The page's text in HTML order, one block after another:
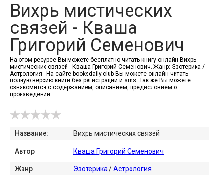
Вихрь мистических
связей - Кваша
Григорий Семенович
На этом ресурсе Вы можете бесплатно читать книгу онлайн Вихрь
мистических связей - Кваша Григорий Семенович. Жанр: Эзотерика /
Астрология . На сайте booksdaily.club Вы можете онлайн читать
полную версию книги без регистрации и sms. Так же Вы можете
ознакомится с содержанием, описанием, предисловием о
произведении
Название: Вихрь мистических связей
Автор Кваша Григорий Семенович
Жанр Эзотерика /Астрология